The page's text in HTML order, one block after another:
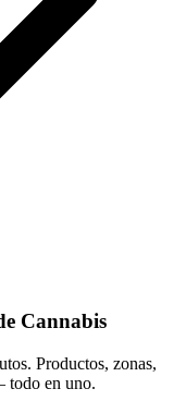
Cannabis
Productos, zonas,
todo en uno.